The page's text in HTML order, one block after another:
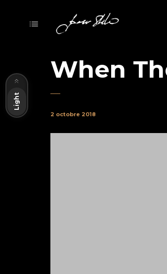
When
2 octobre 2018
Light
Dark